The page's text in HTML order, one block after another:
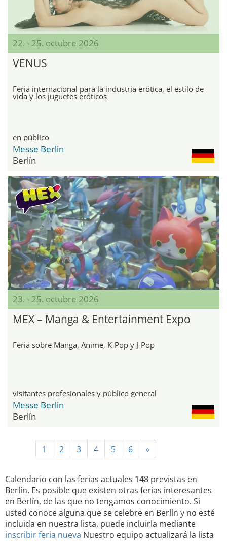
22. - 25. octubre 2026
VENUS
Feria internacional para la industria erótica, el estilo de
vida y los juguetes eróticos
en público
Messe Berlin
Berlín
23. - 25. octubre 2026
MEX – Manga & Entertainment Expo
Feria sobre Manga, Anime, K-Pop y J-Pop
visitantes profesionales y público general
Messe Berlin
Berlín
1 2 3 4 5 6 »
Calendario con las ferias actuales 148 previstas en
Berlín. Es posible que existen otras ferias interesantes
en Berlín, de las que no tengamos conocimiento. Si
usted conoce alguna que se celebre en Berlín y no esté
incluida en nuestra lista, puede incluirla mediante
inscribir feria nueva Nuestro equipo actualizará la lista